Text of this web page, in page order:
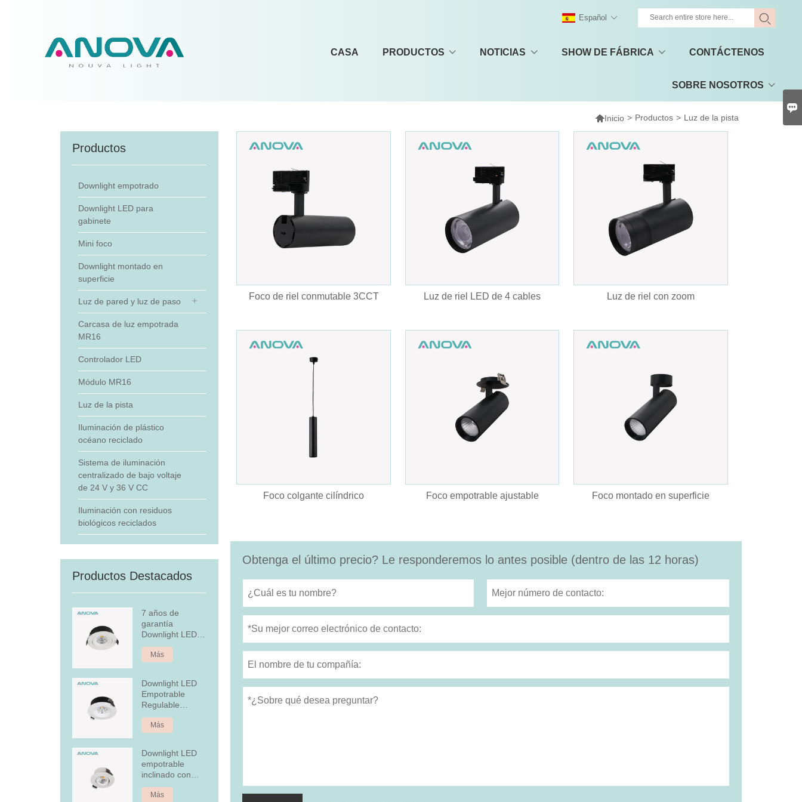
CASA PRODUCTOS NOTICIAS SHOW DE FÁBRICA CONTÁCTENOS
SOBRE NOSOTROS
Español
Inicio > Productos > Luz de la pista
Productos
Downlight empotrado
Downlight LED para
gabinete
Mini foco
Downlight montado en
superficie
Luz de pared y luz de paso
Carcasa de luz empotrada
MR16
Controlador LED
Módulo MR16
Luz de la pista
Iluminación de plástico
océano reciclado
Sistema de iluminación
centralizado de bajo voltaje
de 24 V y 36 V CC
Iluminación con residuos
biológicos reciclados
Productos Destacados
7 años de
garantía
Downlight LED
empotrado
regulable
Más
Downlight LED
Empotrable
Regulable
Aluminio 7W Fijo
Más
Downlight LED
empotrable
inclinado con
cubierta
posterior
Más
Foco de riel conmutable 3CCT Luz de riel LED de 4 cables Luz de riel con zoom
Foco colgante cilíndrico Foco empotrable ajustable Foco montado en superficie
Obtenga el último precio? Le responderemos lo antes posible (dentro de las 12 horas)
